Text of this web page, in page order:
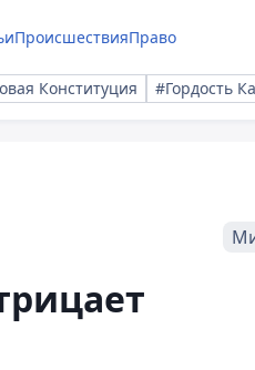
ПроисшествияПраво
Конституция #Гордость